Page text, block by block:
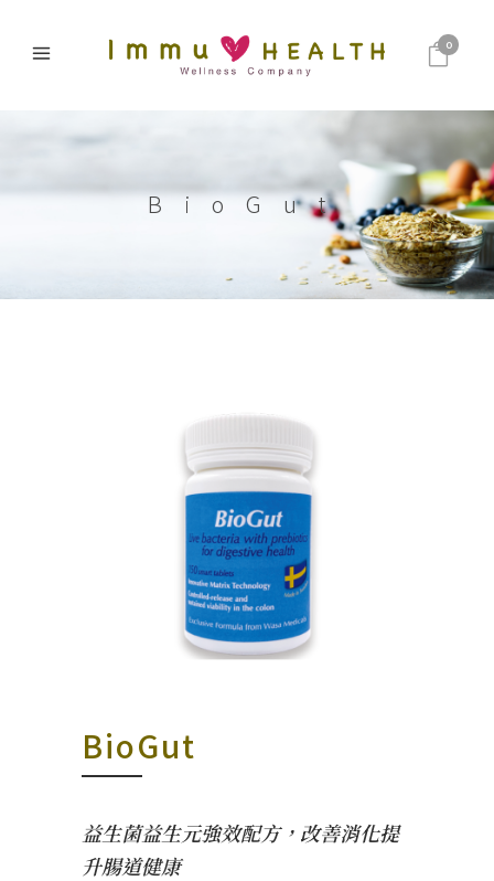
0
BioGut
BioGut
益生菌益生元強效配方，改善消化提
升腸道健康